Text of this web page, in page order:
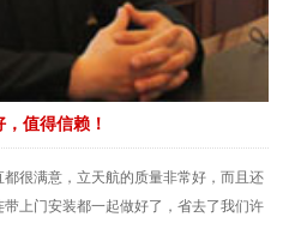
值得信赖！
很满意，立天航的质量非常好，而且还
上门安装都一起做好了，省去了我们许